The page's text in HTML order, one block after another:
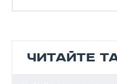
ЧИТАЙТЕ